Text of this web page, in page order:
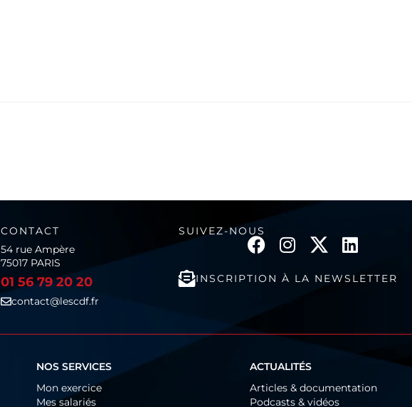
CONTACT
54 rue Ampère
75017 PARIS
01 56 79 20 20
contact@lescdf.fr
SUIVEZ-NOUS
INSCRIPTION À LA NEWSLETTER
NOS SERVICES
Mon exercice
Mes salariés
ACTUALITÉS
Articles & documentation
Podcasts & vidéos